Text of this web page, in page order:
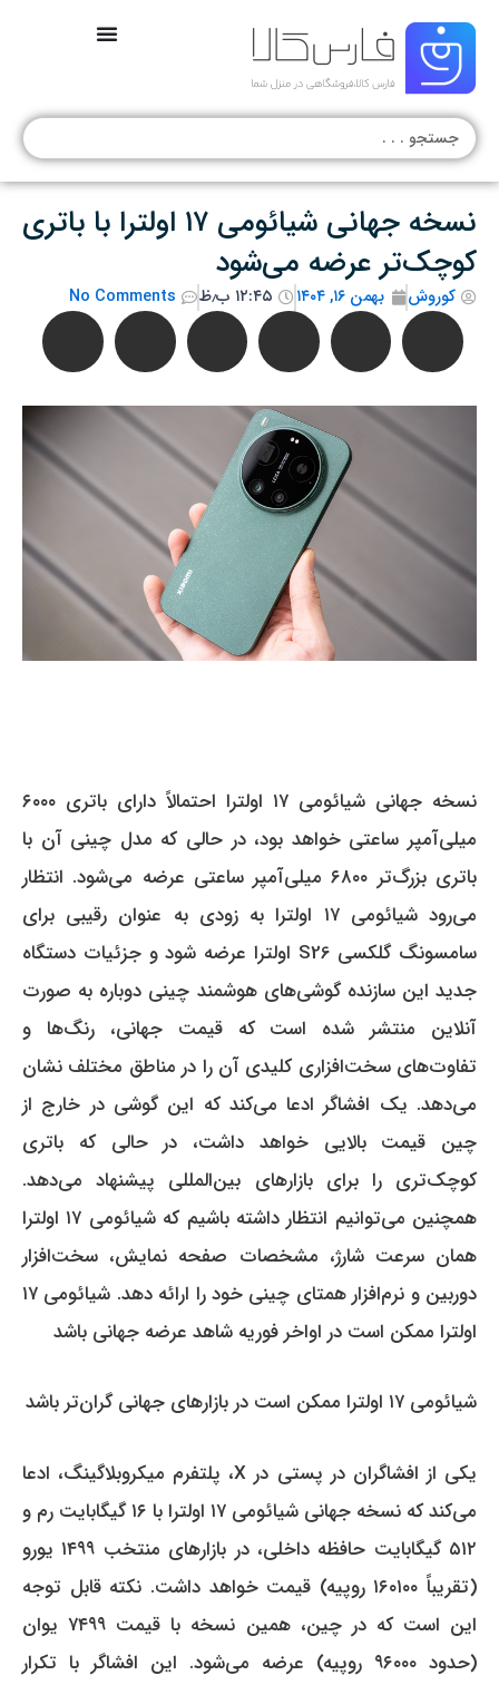
جستجو
.
.
نسخه جهانی شیائومی ۱۷ اولترا با باتری
کوچک‌تر عرضه می‌شود
کوروش بهمن ۱۶, ۱۴۰۴ ۱۲:۴۵ ب٫ظ No Comments
نسخه جهانی شیائومی ۱۷ اولترا احتمالاً دارای باتری ۶۰۰۰
میلی‌آمپر ساعتی خواهد بود، در حالی که مدل چینی آن با
باتری بزرگ‌تر ۶۸۰۰ میلی‌آمپر ساعتی عرضه می‌شود.
انتظار
می‌رود شیائومی ۱۷ اولترا به زودی به عنوان رقیبی برای
سامسونگ گلکسی S26 اولترا عرضه شود و جزئیات دستگاه
جدید این سازنده گوشی‌های هوشمند چینی دوباره به صورت
آنلاین منتشر شده است که قیمت جهانی، رنگ‌ها و
تفاوت‌های سخت‌افزاری کلیدی آن را در مناطق مختلف نشان
می‌دهد. یک افشاگر ادعا می‌کند که این گوشی در خارج از
چین قیمت بالایی خواهد داشت، در حالی که باتری
کوچک‌تری را برای بازارهای بین‌المللی پیشنهاد می‌دهد.
همچنین می‌توانیم انتظار داشته باشیم که شیائومی ۱۷ اولترا
همان سرعت شارژ، مشخصات صفحه نمایش، سخت‌افزار
دوربین و نرم‌افزار همتای چینی خود را ارائه دهد.
شیائومی ۱۷
اولترا ممکن است در اواخر فوریه شاهد عرضه جهانی باشد
شیائومی ۱۷ اولترا ممکن است در بازارهای جهانی گران‌تر باشد
یکی از افشاگران در پستی در X، پلتفرم میکروبلاگینگ، ادعا
می‌کند که نسخه جهانی شیائومی ۱۷ اولترا با ۱۶ گیگابایت رم و
۵۱۲ گیگابایت حافظه داخلی، در بازارهای منتخب ۱۴۹۹ یورو
(تقریباً ۱۶۰۱۰۰ روپیه) قیمت خواهد داشت.
نکته قابل توجه
این است که در چین، همین نسخه با قیمت ۷۴۹۹ یوان
(حدود ۹۶۰۰۰ روپیه) عرضه می‌شود.
این افشاگر با تکرار